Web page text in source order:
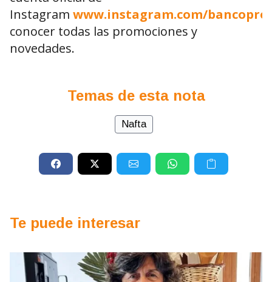
Instagram www.instagram.com/
conocer todas las promociones y
novedades.
Temas de esta nota
Nafta
Te puede interesar